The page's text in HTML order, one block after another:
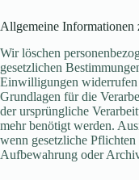
Allgemeine Informationen
Wir löschen
gesetzlichen
Einwilligungen widerrufen
Grundlagen für die
der ursprüngliche
mehr benötigt werden.
wenn gesetzliche Pflichten
Aufbewahrung oder